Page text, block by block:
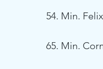
54. Min.
65. Min.